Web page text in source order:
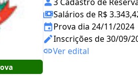
Salários de R$
Prova dia 24/11/2024
Inscrições de 30/09/
Ver edital